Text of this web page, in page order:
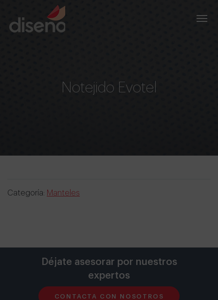
Notejido Evotel
Categoría: Manteles
Déjate asesorar por nuestros
expertos
CONTACTA CON NOSOTROS